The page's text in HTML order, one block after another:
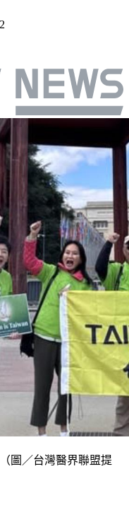
圖／台灣醫界聯盟提